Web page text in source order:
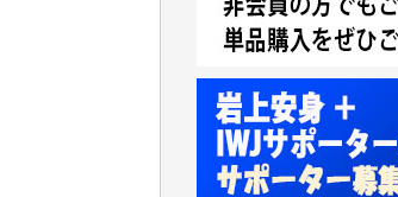
藤田英之 様
藤岡比左志 様
小池説夫 様
アオキカナメ 様
諸般の事情によりIWJ